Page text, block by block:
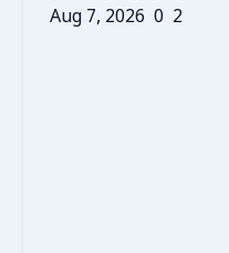
Aug 7, 2026 0 2